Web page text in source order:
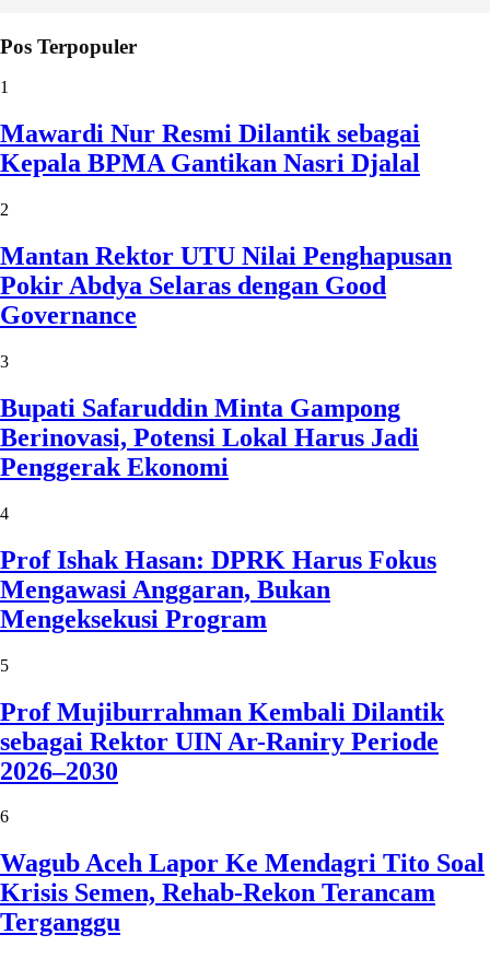
Pos Terpopuler
1
Mawardi Nur Resmi Dilantik sebagai
Kepala BPMA Gantikan Nasri Djalal
2
Mantan Rektor UTU Nilai Penghapusan
Pokir Abdya Selaras dengan Good
Governance
3
Bupati Safaruddin Minta Gampong
Berinovasi, Potensi Lokal Harus Jadi
Penggerak Ekonomi
4
Prof Ishak Hasan: DPRK Harus Fokus
Mengawasi Anggaran, Bukan
Mengeksekusi Program
5
Prof Mujiburrahman Kembali Dilantik
sebagai Rektor UIN Ar-Raniry Periode
2026–2030
6
Wagub Aceh Lapor Ke Mendagri Tito Soal
Krisis Semen, Rehab-Rekon Terancam
Terganggu